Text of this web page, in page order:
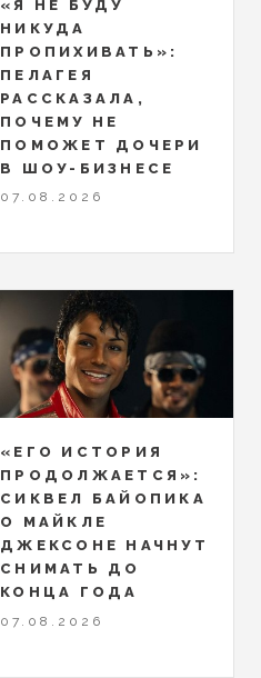
«Я НЕ БУДУ
НИКУДА
ПРОПИХИВАТЬ»:
ПЕЛАГЕЯ
РАССКАЗАЛА,
ПОЧЕМУ НЕ
ПОМОЖЕТ ДОЧЕРИ
В ШОУ-БИЗНЕСЕ
07.08.2026
«ЕГО ИСТОРИЯ
ПРОДОЛЖАЕТСЯ»:
СИКВЕЛ БАЙОПИКА
О МАЙКЛЕ
ДЖЕКСОНЕ НАЧНУТ
СНИМАТЬ ДО
КОНЦА ГОДА
07.08.2026